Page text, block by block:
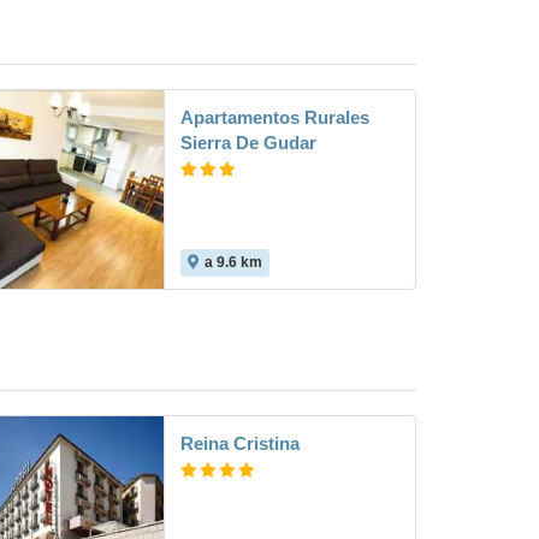
Apartamentos Rurales
Sierra De Gudar
a 9.6 km
Reina Cristina